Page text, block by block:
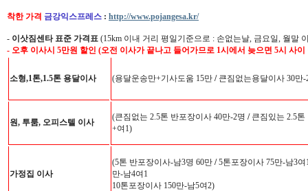
착한 가격 금강익스프레스 : http://www.pojangesa.kr/
- 이삿짐센타 표준 가격표 (15km 이내 거리 평일기준으로 : 손없는날, 금요일, 월말
- 오후 이사시 5만원 할인 (오전 이사가 끝나고 들어가므로 1시에서 늦으면 5시 사
소형,1톤,1.5톤 용달이사 (용달운송만+기사도움 15만 /큰짐없는용달이사 30만-
원, 투룸, 오피스텔 이사
(큰짐없는 2.5톤 반포장이사 40만-2명 /큰짐있는 2.5톤
+여1)
가정집 이사
(5톤 반포장이사-남3명 60만 /5톤포장이사 75만-남3여
만-남4여1
10톤포장이사 150만-남5여2)